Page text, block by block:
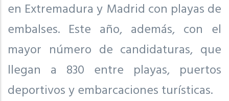
en Extremadura y Madrid con playas de
embalses. Este año, además, con el
mayor número de candidaturas, que
llegan a 830 entre playas, puertos
deportivos y embarcaciones turísticas.